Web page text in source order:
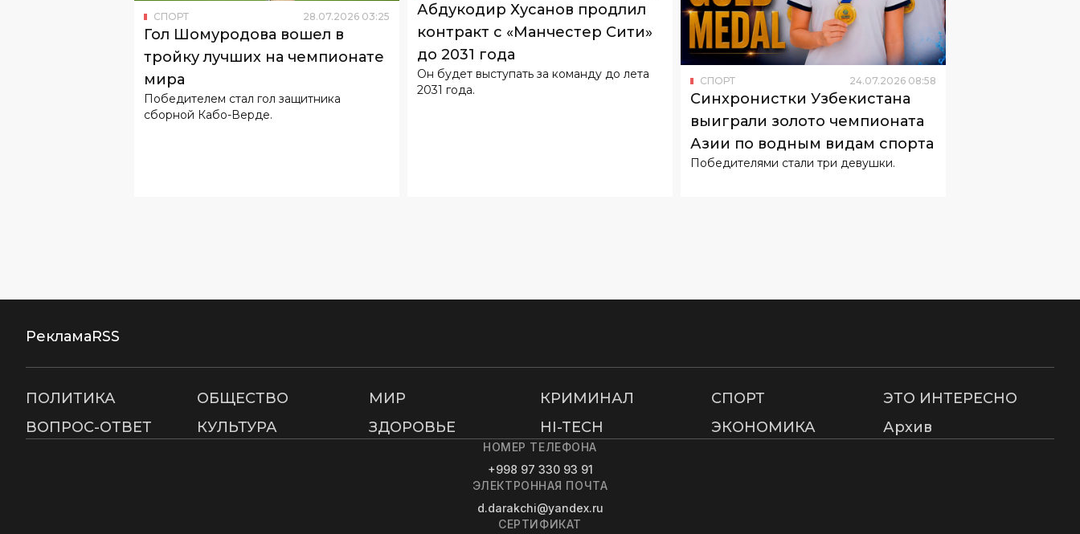
СПОРТ 28.07.2026 03:25
Гол Шомуродова вошел в
тройку лучших на чемпионате
мира
Победителем стал гол защитника
сборной Кабо-Верде.
Абдукодир Хусанов продлил
контракт с «Манчестер Сити»
до 2031 года
Он будет выступать за команду до лета
2031 года.
СПОРТ 24.07.2026 08:58
Синхронистки Узбекистана
выиграли золото чемпионата
Азии по водным видам спорта
Победителями стали три девушки.
РекламаRSS
ПОЛИТИКА ОБЩЕСТВО МИР КРИМИНАЛ СПОРТ
ЭТО ИНТЕРЕСНО
ВОПРОС-ОТВЕТ
КУЛЬТУРА ЗДОРОВЬЕ HI-TECH ЭКОНОМИКА Архив
НОМЕР ТЕЛЕФОНА
+998 97 330 93 91
ЭЛЕКТРОННАЯ ПОЧТА
d.darakchi@yandex.ru
СЕРТИФИКАТ